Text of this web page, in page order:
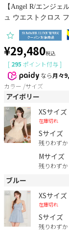
【Angel R/エンジ
ュ ウエストクロス
¥29,480税込
[ 295 ポイント付与 ]
なら月々
カラー サイズ
アイボリー
XSサイズ
在庫切れ
Sサイズ
残りわずか
Mサイズ
残りわずか
ブルー
XSサイズ
在庫切れ
Sサイズ
残りわずか